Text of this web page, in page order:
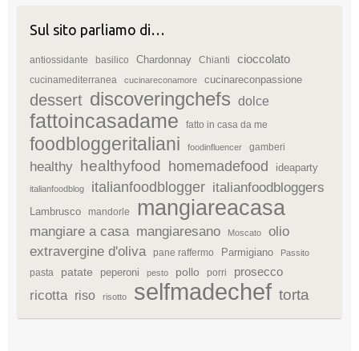
Sul sito parliamo di…
antiossidante basilico Chardonnay Chianti cioccolato
cucinamediterranea cucinareconamore cucinareconpassione
dessert discoveringchefs dolce
fattoincasadame fatto in casa da me
foodbloggeritaliani foodinfluencer gamberi
healthy healthyfood homemadefood ideaparty
italianfoodblog italianfoodblogger italianfoodbloggers
Lambrusco mandorle mangiareacasa
mangiare a casa mangiaresano Moscato
olio
extravergine d'oliva
pane raffermo Parmigiano Passito
pasta patate peperoni pesto pollo porri prosecco
ricotta riso risotto selfmadechef torta